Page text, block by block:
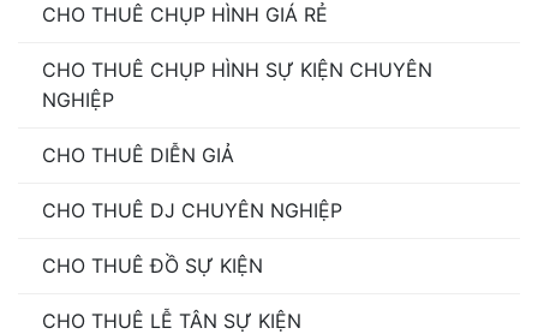
CHO THUÊ CHỤP HÌNH GIÁ RẺ
CHO THUÊ CHỤP HÌNH SỰ KIỆN CHUYÊN
NGHIỆP
CHO THUÊ DIỄN GIẢ
CHO THUÊ DJ CHUYÊN NGHIỆP
CHO THUÊ ĐỒ SỰ KIỆN
CHO THUÊ LỄ TÂN SỰ KIỆN